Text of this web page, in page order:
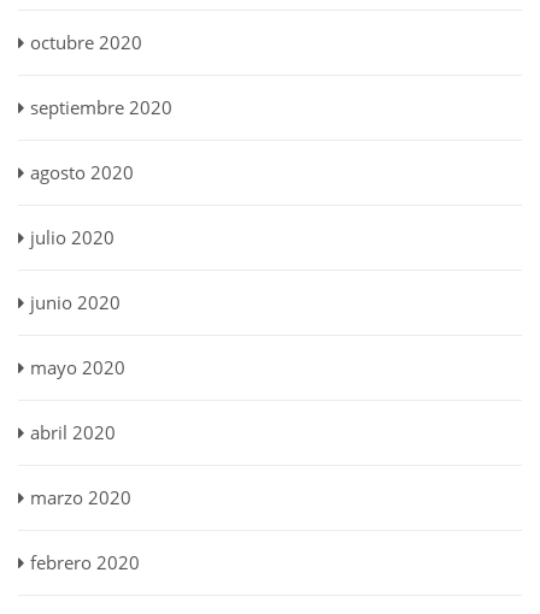
octubre 2020
septiembre 2020
agosto 2020
julio 2020
junio 2020
mayo 2020
abril 2020
marzo 2020
febrero 2020